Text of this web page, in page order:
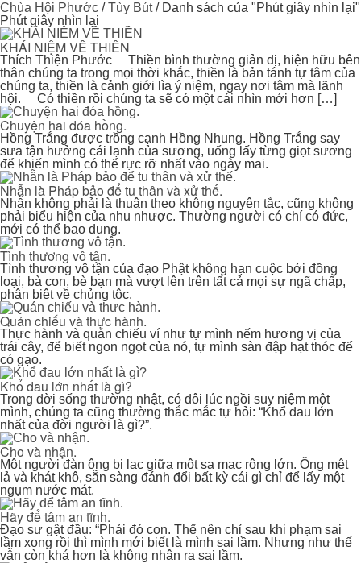
Chùa Hội Phước / Tùy Bút / Danh sách của "Phút giây nhìn lại"
Phút giây nhìn lại
KHÁI NIỆM VỀ THIỀN
Thích Thiện Phước Thiền bình thường giản dị, hiện hữu bên
thân chúng ta trong mọi thời khắc, thiền là bản tánh tự tâm của
chúng ta, thiền là cảnh giới lìa ý niệm, ngay nơi tâm mà lãnh
hội. Có thiền rồi chúng ta sẽ có một cái nhìn mới hơn […]
Chuyện hai đóa hồng.
Hồng Trắng được trồng cạnh Hồng Nhung. Hồng Trắng say
sưa tận hưởng cái lạnh của sương, uống lấy từng giọt sương
để khiến mình có thể rực rỡ nhất vào ngày mai.
Nhẫn là Pháp bảo để tu thân và xử thế.
Nhẫn không phải là thuận theo không nguyên tắc, cũng không
phải biểu hiện của nhu nhược. Thường người có chí có đức,
mới có thể bao dung.
Tình thương vô tận.
Tình thương vô tận của đạo Phật không hạn cuộc bởi đồng
loại, bà con, bè bạn mà vượt lên trên tất cả mọi sự ngã chấp,
phân biệt về chủng tộc.
Quán chiếu và thực hành.
Thực hành và quán chiếu ví như tự mình nếm hương vị của
trái cây, để biết ngon ngọt của nó, tự mình sàn đập hạt thóc để
có gạo.
Khổ đau lớn nhất là gì?
Trong đời sống thường nhật, có đôi lúc ngồi suy niệm một
mình, chúng ta cũng thường thắc mắc tự hỏi: “Khổ đau lớn
nhất của đời người là gì?”.
Cho và nhận.
Một người đàn ông bị lạc giữa một sa mạc rộng lớn. Ông mệt
lả và khát khô, sẵn sàng đánh đổi bất kỳ cái gì chỉ để lấy một
ngụm nước mát.
Hãy để tâm an tĩnh.
Đạo sư gật đầu: “Phải đó con. Thế nên chỉ sau khi phạm sai
lầm xong rồi thì mình mới biết là mình sai lầm. Nhưng như thế
vẫn còn khá hơn là không nhận ra sai lầm.